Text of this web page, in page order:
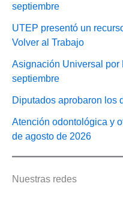
septiembre
UTEP presentó un
Volver al Trabajo
Asignación Universal por
septiembre
Diputados aprobaron los
Atención odontológica y
de agosto de 2026
Nuestras redes